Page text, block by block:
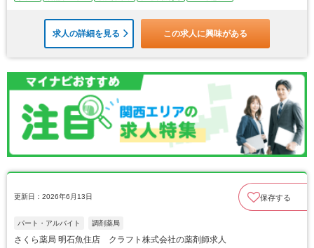
求人の詳細を見る この求人に興味がある
更新日：2026年6月13日 保存する
パート・アルバイト 調剤薬局
さくら薬局 明石魚住店 クラフト株式会社の薬剤師求人